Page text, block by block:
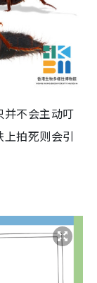
不会主动叮
拍死则会引